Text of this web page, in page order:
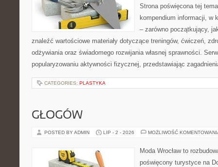
Strona poświęcona tej
kompendium informacji, w
– zarówno początkujący,
znaleźć wartościowe materiały dotyczące treningów, ćwiczeń,
odżywiania oraz świadomego rozwijania własnej sprawności.
popularyzowaniu aktywności fizycznej, przedstawiając
CATEGORIES: PLASTYKA
GŁOGÓW
POSTED BY ADMIN LIP - 2 - 2026 MOŻLIWOŚĆ
Moda Wrocław to
poświęcony turystyce na